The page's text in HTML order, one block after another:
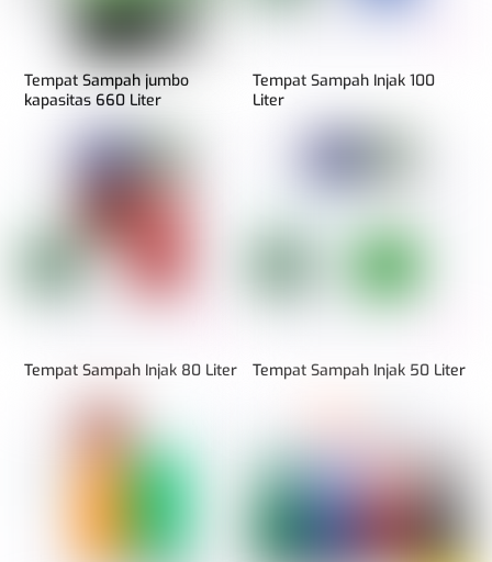
Tempat Sampah jumbo
kapasitas 660 Liter
Tempat Sampah Injak 100
Liter
Tempat Sampah Injak 80 Liter Tempat Sampah Injak 50 Liter